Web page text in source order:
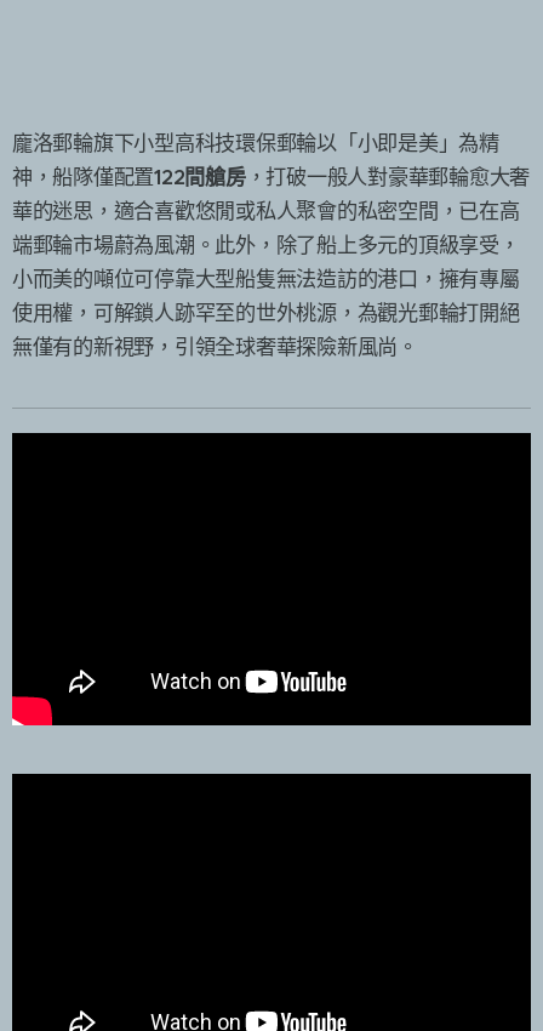
龐洛郵輪旗下小型高科技環保郵輪以「小即是美」為精
神，船隊僅配置122間艙房，打破一般人對豪華郵輪愈大奢
華的迷思，適合喜歡悠閒或私人聚會的私密空間，已在高
端郵輪市場蔚為風潮。此外，除了船上多元的頂級享受，
小而美的噸位可停靠大型船隻無法造訪的港口，擁有專屬
使用權，可解鎖人跡罕至的世外桃源，為觀光郵輪打開絕
無僅有的新視野，引領全球奢華探險新風尚。